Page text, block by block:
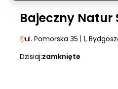
Bajeczny Natur
ul. Pomorska 35 | 1,
Dzisiaj:zamknięte